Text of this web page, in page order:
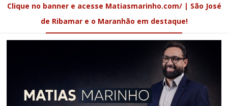
Clique no banner e acesse Matiasmarinho.com/ | São José
de Ribamar e o Maranhão em destaque!